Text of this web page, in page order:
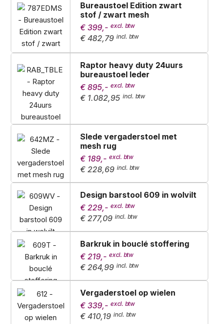
Bureaustoel Edition zwart
stof / zwart mesh
€ 399,-
€ 482,79
Raptor heavy duty 24uurs
bureaustoel leder
€ 895,-
€ 1.082,95
Slede vergaderstoel met
mesh rug
€ 189,-
€ 228,69
Design barstool 609 in wolvilt
€ 229,-
€ 277,09
Barkruk in bouclé stoffering
€ 219,-
€ 264,99
Vergaderstoel op wielen
€ 339,-
€ 410,19